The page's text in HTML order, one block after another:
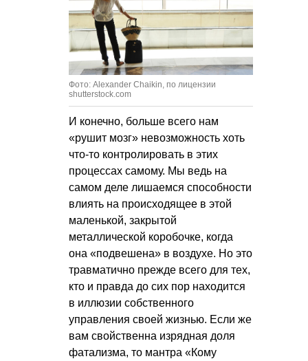
Фото: Alexander Chaikin, по лицензии
shutterstock.com
И конечно, больше всего нам
«рушит мозг» невозможность хоть
что-то контролировать в этих
процессах самому. Мы ведь на
самом деле лишаемся способности
влиять на происходящее в этой
маленькой, закрытой
металлической коробочке, когда
она «подвешена» в воздухе. Но это
травматично прежде всего для тех,
кто и правда до сих пор находится
в иллюзии собственного
управления своей жизнью. Если же
вам свойственна изрядная доля
фатализма, то мантра «Кому